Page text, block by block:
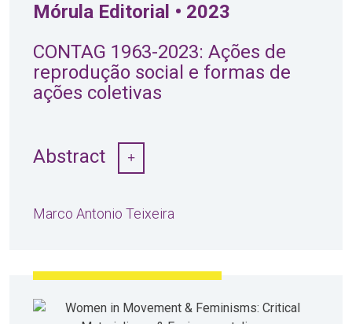
Mórula Editorial • 2023
CONTAG 1963-2023: Ações de
reprodução social e formas de
ações coletivas
Abstract
Marco Antonio Teixeira